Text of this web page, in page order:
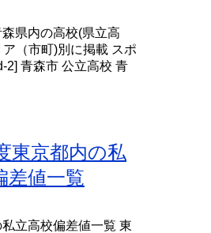
県内の高校(県立高
（市町)別に掲載 スポ
2] 青森市 公立高校 青
東京都内の私
差値一覧
立高校偏差値一覧 東